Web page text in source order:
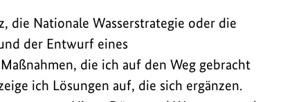
die Nationale Wasserstrategie oder die
der Entwurf eines
die ich auf den Weg gebracht
ich Lösungen auf, die sich ergänzen.